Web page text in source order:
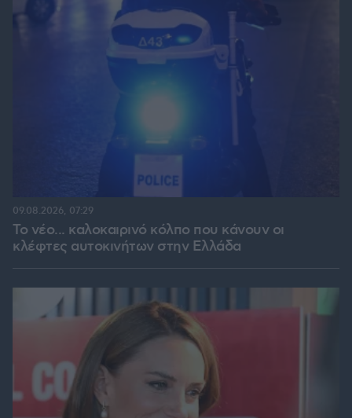
Το νέο... καλοκαιρινό κόλπο που κάνουν οι
κλέφτες αυτοκινήτων στην Ελλάδα
09.08.2026, 07:29